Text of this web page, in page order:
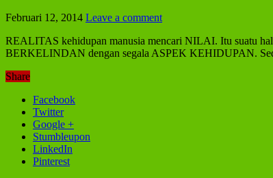
Februari 12, 2014 Leave a comment
REALITAS kehidupan manusia mencari NILAI. Itu suatu
BERKELINDAN dengan segala ASPEK KEHIDUPAN.
Share
Facebook
Twitter
Google +
Stumbleupon
LinkedIn
Pinterest